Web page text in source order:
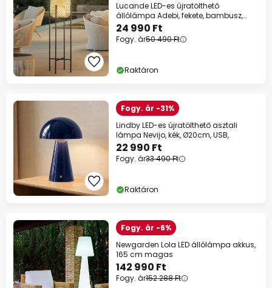
Lucande LED-es újratölthető
állólámpa Adebi, fekete, bambusz,
Ø32.5cm
24 990 Ft
Fogy. ár50 490 Ft
Raktáron
Fogy. ár -31%
Lindby LED-es újratölthető asztali
lámpa Nevijo, kék, Ø20cm, USB,
22 990 Ft
Fogy. ár33 490 Ft
Raktáron
Fogy. ár -6%
Newgarden Lola LED állólámpa akkus,
165 cm magas
142 990 Ft
Fogy. ár152 288 Ft